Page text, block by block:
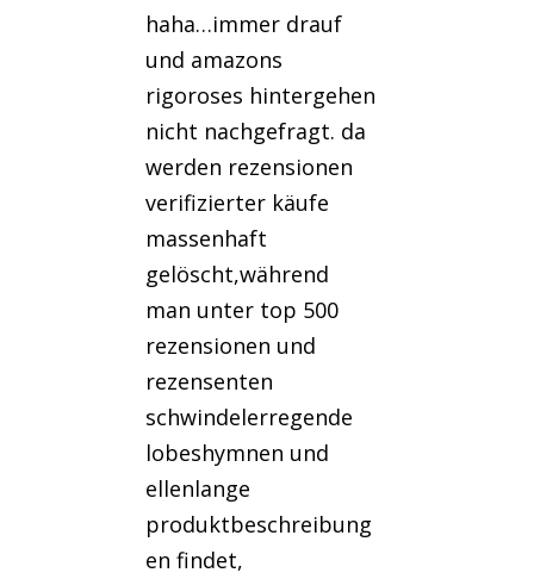
haha…immer drauf
und amazons
rigoroses hintergehen
nicht nachgefragt. da
werden rezensionen
verifizierter käufe
massenhaft
gelöscht,während
man unter top 500
rezensionen und
rezensenten
schwindelerregende
lobeshymnen und
ellenlange
produktbeschreibung
en findet,